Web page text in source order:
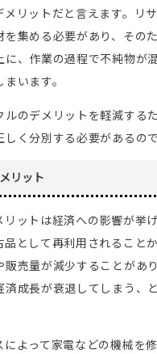
メリットだと言えます。リ
を集める必要があり、その
に、作業の過程で不純物が
います。
ルのデメリットを軽減する
く分別する必要があるので
リット
リットは経済への影響が挙げ
品として再利用されること
販売量が減少することがあ
済成長が衰退してしまう、
によって家電などの機械を